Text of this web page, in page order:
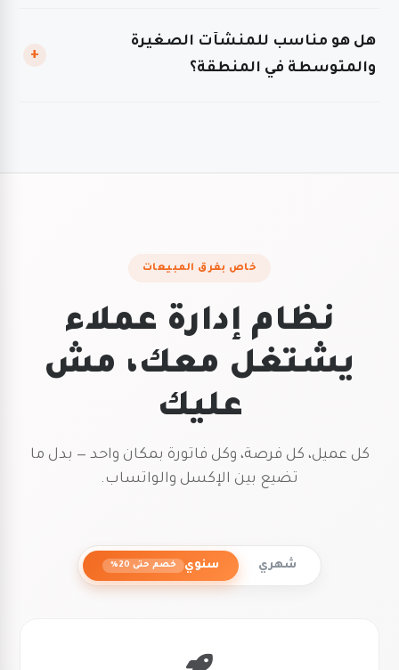
هل هو مناسب للمنشآت الصغيرة
والمتوسطة في المنطقة؟
+
خاص بفرق المبيعات
نظام إدارة عملاء
يشتغل معك، مش
عليك
كل عميل، كل فرصة، وكل فاتورة بمكان واحد — بدل ما
تضيع بين الإكسل والواتساب.
شهري سنوي خصم حتى 20%